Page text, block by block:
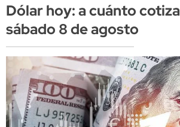
Dólar hoy: a cuánto
sábado 8 de agosto